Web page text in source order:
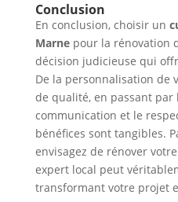
Conclusion
En conclusion, choisir un
Marnepour la rénovation
décision judicieuse qui
De la personnalisation de
de qualité, en passant par
communication et le
bénéfices sont tangibles.
envisagez de rénover
expert local peut
transformant votre projet